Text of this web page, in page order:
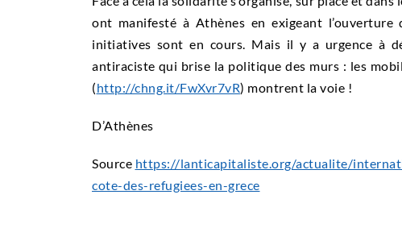
ont manifesté à Athènes en exigeant
initiatives sont en cours. Mais il y a urgence à
antiraciste qui brise la politique des murs : les
(http://chng.it/FwXvr7vR) montrent la voie !
D’Athènes
Source https://lanticapitaliste.org/actualite/
cote-des-refugiees-en-grece